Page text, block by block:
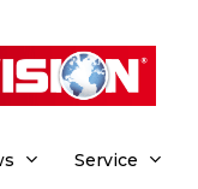
Service